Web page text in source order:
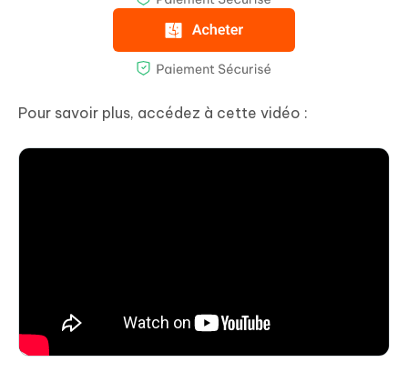
Pour savoir plus, accédez à cette vidéo :